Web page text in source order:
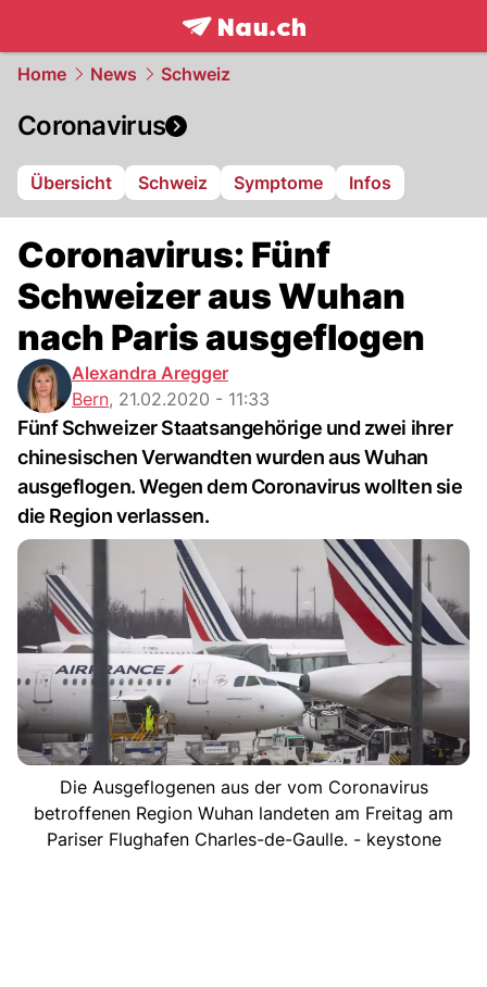
frontpage.NAU.ch
Home News Schweiz
Coronavirus
Übersicht Schweiz Symptome Infos
Coronavirus: Fünf
Schweizer aus Wuhan
nach Paris ausgeflogen
Alexandra Aregger
Bern, 21.02.2020 - 11:33
Fünf Schweizer Staatsangehörige und zwei ihrer
chinesischen Verwandten wurden aus Wuhan
ausgeflogen. Wegen dem Coronavirus wollten sie
die Region verlassen.
Die Ausgeflogenen aus der vom Coronavirus
betroffenen Region Wuhan landeten am Freitag am
Pariser Flughafen Charles-de-Gaulle. - keystone